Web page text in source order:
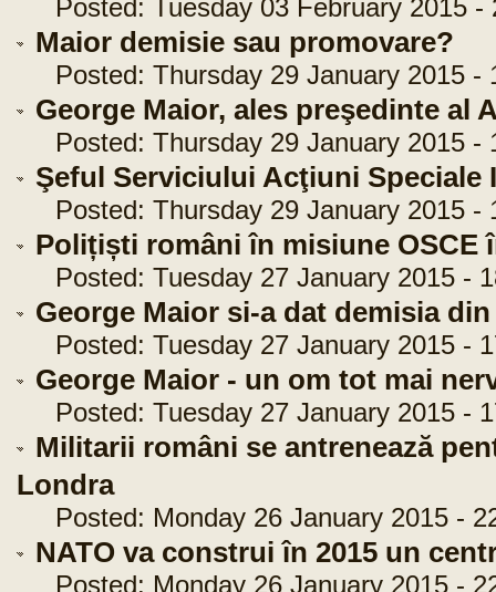
Posted: Tuesday 03 February 2015 -
Maior demisie sau promovare?
Posted: Thursday 29 January 2015 -
George Maior, ales preşedinte al
Posted: Thursday 29 January 2015 -
Şeful Serviciului Acţiuni Speciale
Posted: Thursday 29 January 2015 -
Polițiști români în misiune OSCE
Posted: Tuesday 27 January 2015 -
George Maior si-a dat demisia
Posted: Tuesday 27 January 2015 -
George Maior - un om tot mai
Posted: Tuesday 27 January 2015 -
Militarii români se antrenează
Londra
Posted: Monday 26 January 2015 -
NATO va construi în 2015 un
Posted: Monday 26 January 2015 -